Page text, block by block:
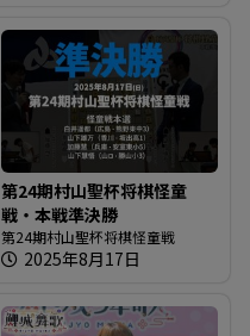
第24期村山聖杯将棋怪童
戦・本戦準決勝
第24期村山聖杯将棋怪童戦
2025年8月17日